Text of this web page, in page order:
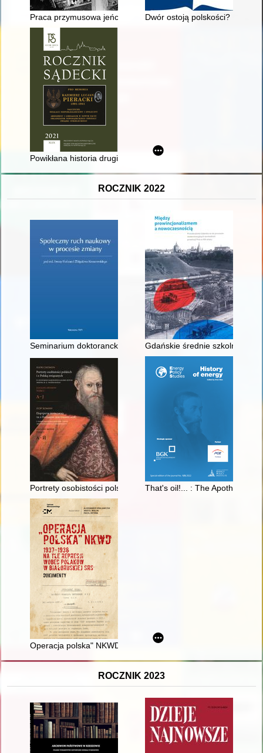
Praca przymusowa jeńców wojennych w Bytomiu w latach II
Dwór ostoją polskości? :
Powikłana historia drugiego tomu "Rocznika Sądeckiego"
ROCZNIK 2022
Seminarium doktoranckie Towarzystwa Naukowego
Gdańskie średnie szkolnictwo
Portrety osobistości polskich i z Polską związanych w
That's oil!... : The Apothecary
Operacja polska" NKWD 1937-1938 na tle represji wobec
ROCZNIK 2023